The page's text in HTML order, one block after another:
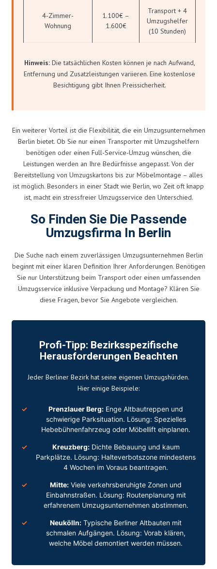
4-Zimmer-
Wohnung
1.100€ –
1.600€
Transport + 4
Umzugshelfer
(10 Stunden)
Hinweis:Die tatsächlichen Kosten können je nach Aufwand,
Entfernung und Zusatzleistungen variieren. Eine kostenlose
Besichtigung gibt Ihnen Preissicherheit.
Ein weiterer Vorteil ist die Flexibilität, die ein Umzugsunternehmen
Berlin bietet. Ob Sie nur einen Transporter mit Umzugshelfern
benötigen oder einen Full-Service-Umzug wünschen, die
Leistungen werden an Ihre Bedürfnisse angepasst. Von der
Bereitstellung von Umzugskartons bis zur Möbelmontage – alles
ist möglich. Besonders in einer Stadt wie Berlin, wo Zeit oft knapp
ist, macht ein stressfreier Umzugsservice den Unterschied.
So Finden Sie Die Passende
Umzugsfirma In Berlin
Die Suche nach einem zuverlässigen Umzugsunternehmen Berlin
beginnt mit einer klaren Definition Ihrer Anforderungen. Benötigen
Sie nur Unterstützung beim Transport oder einen umfassenden
Umzugsservice inklusive Verpackung und Montage? Klären Sie
diese Fragen, bevor Sie Angebote vergleichen.
Profi-Tipp: Bezirksspezifische
Herausforderungen Beachten
Jeder Berliner Bezirk hat seine eigenen Umzugshürden.
Hier einige Beispiele:
Prenzlauer Berg: Enge Altbautreppen und
schwierige Parksituation. Lösung: Spezielles
Hebebühnenfahrzeug oder Möbellift einplanen.
Kreuzberg:Dichte Bebauung und kaum
Parkplätze. Lösung: Halteverbotszone mindestens
4 Wochen im Voraus beantragen.
Mitte: Viele verkehrsberuhigte Zonen und
Einbahnstraßen. Lösung: Routenplanung mit
erfahrenem Umzugsunternehmen abstimmen.
Neukölln: Typische Berliner Altbauten mit
schmalen Aufgängen. Lösung: Vorab klären,
welche Möbel demontiert werden müssen.